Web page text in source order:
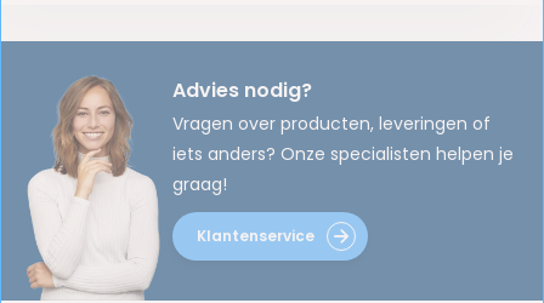
Advies nodig?
Vragen over producten, leveringen of
iets anders? Onze specialisten helpen je
graag!
Klantenservice